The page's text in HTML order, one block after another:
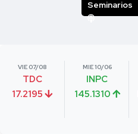
Seminarios
VIE 07/08
TDC
17.2195
MIE 10/06
INPC
145.1310